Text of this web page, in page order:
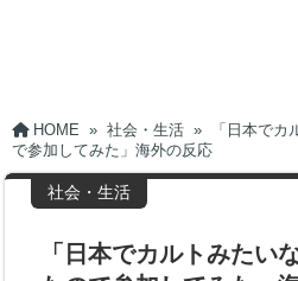
HOME » 社会・生活 »
「日本で
で参加してみた」海外の反応
社会・生活
「日本でカルトみたい